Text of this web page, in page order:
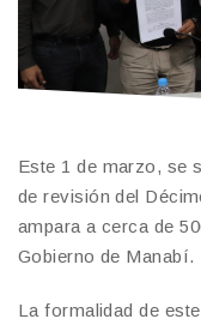
Este 1 de marzo, se
de revisión del
ampara a cerca de
Gobierno de Manabí.
La formalidad de